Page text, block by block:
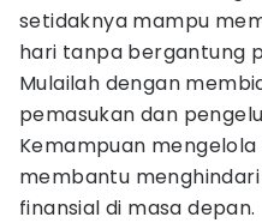
setidaknya mampu
hari tanpa bergantung
Mulailah dengan
pemasukan dan
Kemampuan
membantu
finansial di masa depan.